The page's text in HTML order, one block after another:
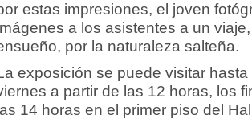
estas impresiones, el joven
a los asistentes a un
por la naturaleza salteña.
exposición se puede visitar
a partir de las 12 horas, los
las 14 horas en el primer piso del